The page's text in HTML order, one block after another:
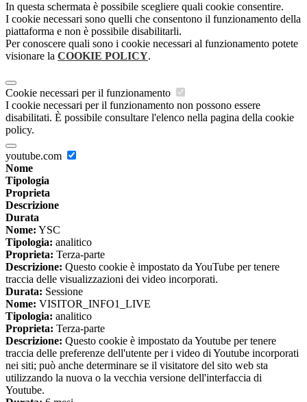
In questa schermata è possibile scegliere quali cookie consentire.
I cookie necessari sono quelli che consentono il funzionamento della
piattaforma e non è possibile disabilitarli.
Per conoscere quali sono i cookie necessari al funzionamento potete
visionare la COOKIE POLICY.
Cookie necessari per il funzionamento
I cookie necessari per il funzionamento non possono essere
disabilitati. È possibile consultare l'elenco nella pagina della cookie
policy.
youtube.com
Nome
Tipologia
Proprieta
Descrizione
Durata
Nome: YSC
Tipologia: analitico
Proprieta: Terza-parte
Descrizione: Questo cookie è impostato da YouTube per tenere
traccia delle visualizzazioni dei video incorporati.
Durata: Sessione
Nome: VISITOR_INFO1_LIVE
Tipologia: analitico
Proprieta: Terza-parte
Descrizione: Questo cookie è impostato da Youtube per tenere
traccia delle preferenze dell'utente per i video di Youtube incorporati
nei siti; può anche determinare se il visitatore del sito web sta
utilizzando la nuova o la vecchia versione dell'interfaccia di
Youtube.